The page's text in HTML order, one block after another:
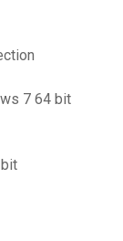
7 64 bit